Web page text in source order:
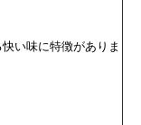
い味に特徴がありま